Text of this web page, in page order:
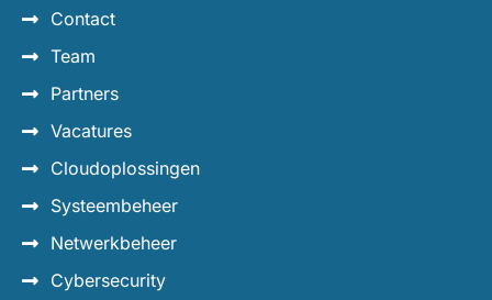
Contact
Team
Partners
Vacatures
Cloudoplossingen
Systeembeheer
Netwerkbeheer
Cybersecurity